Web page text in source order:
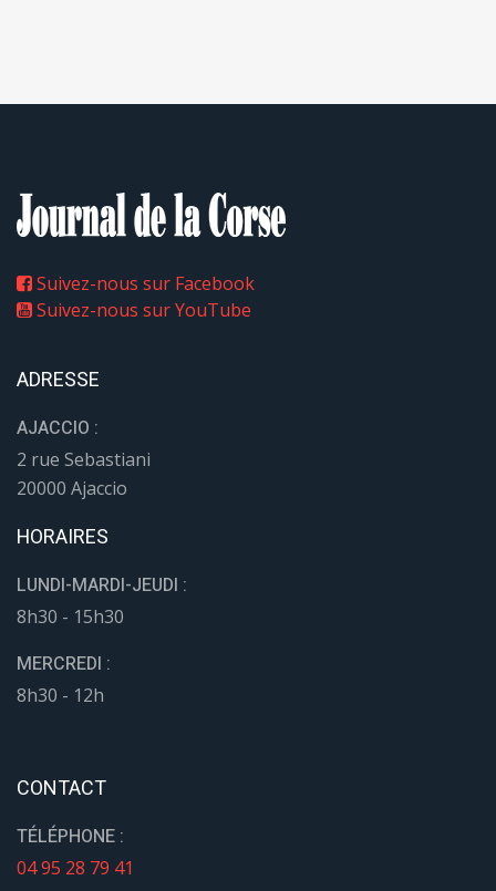
Suivez-nous sur Facebook
Suivez-nous sur YouTube
ADRESSE
AJACCIO :
2 rue Sebastiani
20000 Ajaccio
HORAIRES
LUNDI-MARDI-JEUDI :
8h30 - 15h30
MERCREDI :
8h30 - 12h
CONTACT
TÉLÉPHONE :
04 95 28 79 41